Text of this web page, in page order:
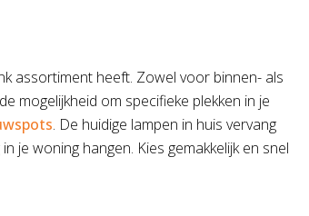
assortiment heeft. Zowel voor binnen- als
mogelijkheid om specifieke plekken in je
. De huidige lampen in huis vervang
je woning hangen. Kies gemakkelijk en snel